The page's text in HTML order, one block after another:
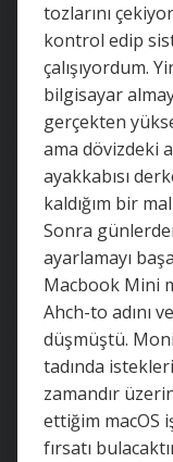
tozlarını
kontrol edip
çalışıyordum.
bilgisayar
gerçekten
ama dövizdeki
ayakkabısı
kaldığım bir
Sonra
ayarlamayı
Macbook Mini
Ahch-to adını
düşmüştü.
tadında
zamandır
ettiğim macOS
fırsatı